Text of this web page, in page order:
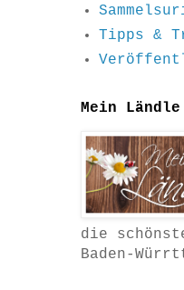
Tipps &
Mein Ländle
die
Baden-